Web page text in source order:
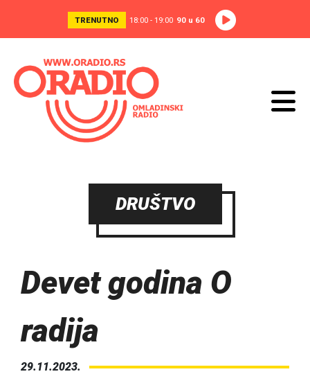
TRENUTNO 18:00 - 19:00 90 u 60
DRUŠTVO
Devet godina O
radija
29.11.2023.